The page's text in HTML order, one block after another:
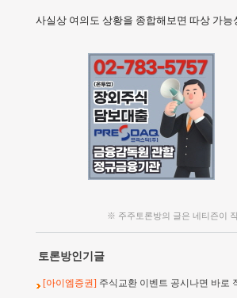
사실상 여의도 상황을 종합해보면 따상 가능
※ 주주토론방의 글은 네티즌이
토론방인기글
[아이엠증권] 주식교환 이벤트 공시나면 바로